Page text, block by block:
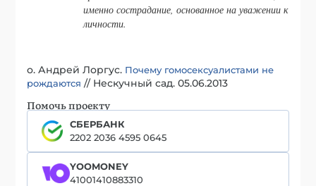
именно сострадание, основанное на уважении к
личности.
о. Андрей Лоргус. Почему гомосексуалистами не
рождаются // Нескучный сад. 05.06.2013
Помочь проекту
СБЕРБАНК
2202 2036 4595 0645
YOOMONEY
41001410883310